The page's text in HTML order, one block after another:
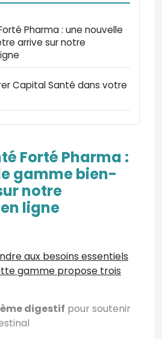
Pharma : une nouvelle
arrive sur notre
Capital Santé dans votre
Forté Pharma :
gamme bien-
notre
ligne
aux besoins essentiels
gamme propose trois
digestif pour soutenir